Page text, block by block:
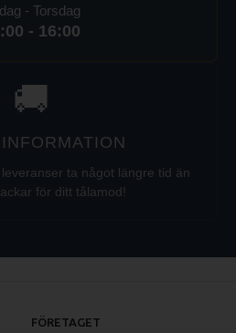
- Torsdag
- 16:00
🚚
ta något längre tid än
för ditt tålamod!
FÖRETAGET